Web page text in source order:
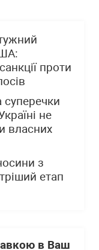
проти
суперечки
не
власних
з
етап
в Ваш